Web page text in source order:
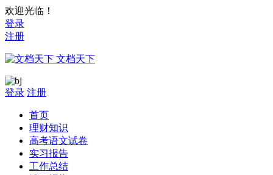
欢迎光临！
登录
注册
文档天下
登录 注册
首页
理财知识
高考语文试卷
实习报告
工作总结